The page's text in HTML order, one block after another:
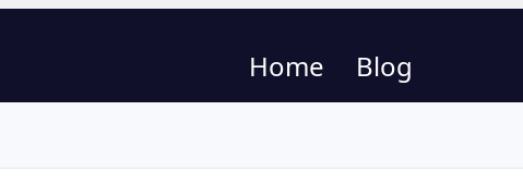
Home Blog